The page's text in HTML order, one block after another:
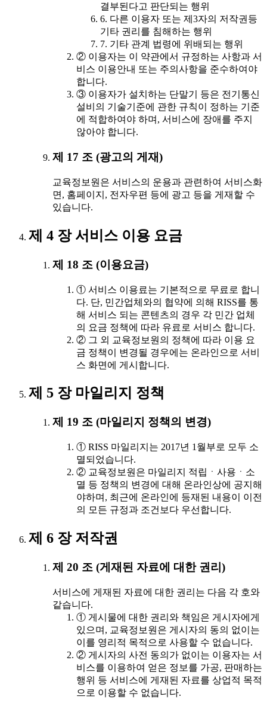
결부된다고 판단되는 행위
6. 다른 이용자 또는 제3자의 저작권등
기타 권리를 침해하는 행위
7. 기타 관계 법령에 위배되는 행위
② 이용자는 이 약관에서 규정하는 사항과 서
비스 이용안내 또는 주의사항을 준수하여야
합니다.
③ 이용자가 설치하는 단말기 등은 전기통신
설비의 기술기준에 관한 규칙이 정하는 기준
에 적합하여야 하며, 서비스에 장애를 주지
않아야 합니다.
제 17 조 (광고의 게재)
교육정보원은 서비스의 운용과 관련하여 서비스화
면, 홈페이지, 전자우편 등에 광고 등을 게재할 수
있습니다.
제 4 장 서비스 이용 요금
제 18 조 (이용요금)
① 서비스 이용료는 기본적으로 무료로 합니
다. 단, 민간업체와의 협약에 의해 RISS를 통
해 서비스 되는 콘텐츠의 경우 각 민간 업체
의 요금 정책에 따라 유료로 서비스 합니다.
② 그 외 교육정보원의 정책에 따라 이용 요
금 정책이 변경될 경우에는 온라인으로 서비
스 화면에 게시합니다.
제 5 장 마일리지 정책
제 19 조 (마일리지 정책의 변경)
① RISS 마일리지는 2017년 1월부로 모두 소
멸되었습니다.
② 교육정보원은 마일리지 적립ㆍ사용ㆍ소
멸 등 정책의 변경에 대해 온라인상에 공지해
야하며, 최근에 온라인에 등재된 내용이 이전
의 모든 규정과 조건보다 우선합니다.
제 6 장 저작권
제 20 조 (게재된 자료에 대한 권리)
서비스에 게재된 자료에 대한 권리는 다음 각 호와
같습니다.
① 게시물에 대한 권리와 책임은 게시자에게
있으며, 교육정보원은 게시자의 동의 없이는
이를 영리적 목적으로 사용할 수 없습니다.
② 게시자의 사전 동의가 없이는 이용자는 서
비스를 이용하여 얻은 정보를 가공, 판매하는
행위 등 서비스에 게재된 자료를 상업적 목적
으로 이용할 수 없습니다.